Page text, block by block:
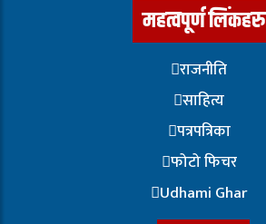
महत्वपूर्ण लिंकहरु
राजनीति
साहित्य
पत्रपत्रिका
फोटो फिचर
Udhami Ghar